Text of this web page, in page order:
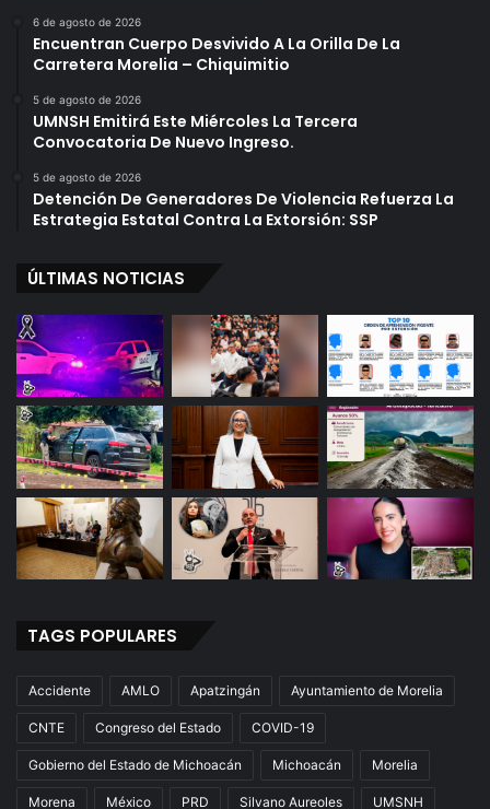
6 de agosto de 2026
Encuentran Cuerpo Desvivido A La Orilla De La
Carretera Morelia – Chiquimitio
5 de agosto de 2026
UMNSH Emitirá Este Miércoles La Tercera
Convocatoria De Nuevo Ingreso.
5 de agosto de 2026
Detención De Generadores De Violencia Refuerza La
Estrategia Estatal Contra La Extorsión: SSP
ÚLTIMAS NOTICIAS
TAGS POPULARES
Accidente AMLO Apatzingán Ayuntamiento de Morelia
CNTE Congreso del Estado COVID-19
Gobierno del Estado de Michoacán Michoacán Morelia
Morena México PRD Silvano Aureoles UMSNH